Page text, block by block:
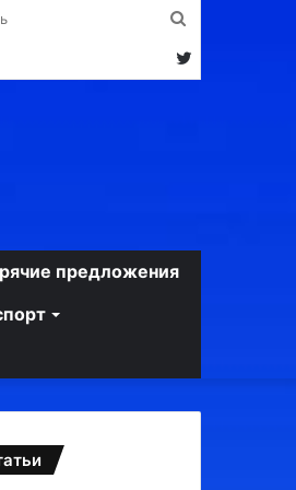
Twitter
предложения